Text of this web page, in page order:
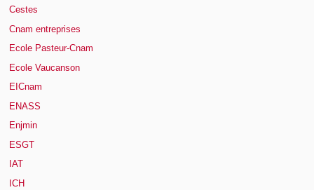
Cestes
Cnam entreprises
Ecole Pasteur-Cnam
Ecole Vaucanson
EICnam
ENASS
Enjmin
ESGT
IAT
ICH